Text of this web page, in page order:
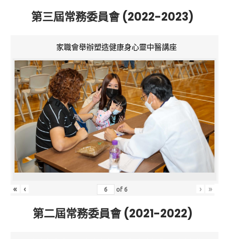
第三屆常務委員會 (2022-2023)
家職會舉辦塑造健康身心靈中醫講座
« ‹ of 6 › »
第二屆常務委員會 (2021-2022)